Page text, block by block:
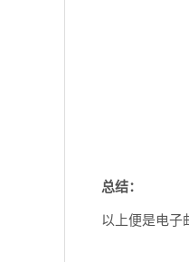
总结：
以上便是电子